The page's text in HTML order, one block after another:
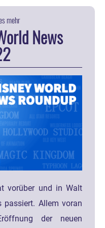
mehr
News
vorüber und in Walt
passiert. Allem voran
der neuen